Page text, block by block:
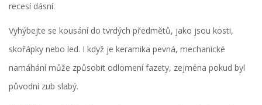
recesí dásní.
Vyhýbejte se kousání do tvrdých předmětů, jako jsou kosti,
skořápky nebo led. I když je keramika pevná, mechanické
namáhání může způsobit odlomení fazety, zejména pokud byl
původní zub slabý.